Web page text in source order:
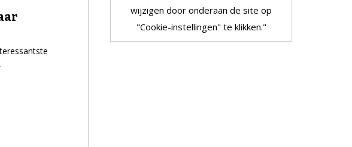
wijzigen door onderaan de site op
"Cookie-instellingen" te klikken."